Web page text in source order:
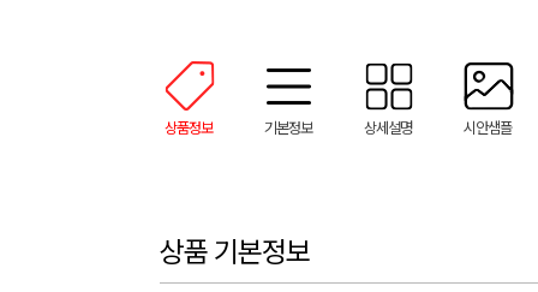
상품정보 기본정보 상세설명 시안샘플
상품 기본정보